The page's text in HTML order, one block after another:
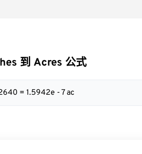
到 Acres 公式
= 1.5942e - 7 ac